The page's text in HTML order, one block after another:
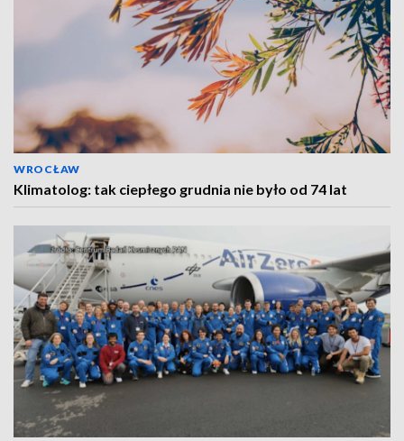
WROCŁAW
Klimatolog: tak ciepłego grudnia nie było od 74 lat